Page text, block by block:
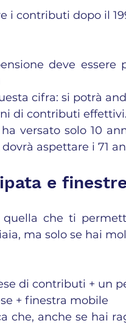
i contributi dopo il
deve essere
cifra: si potrà
di contributi effettivi.
versato solo 10
aspettare i 71
e
che ti
ma solo se hai
di contributi + un
+ finestra mobile
che, anche se hai